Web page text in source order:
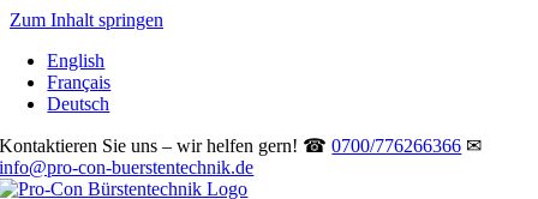
Zum Inhalt springen
English
Français
Deutsch
Kontaktieren Sie uns – wir helfen gern! ☎0700/776266366 ✉
info@pro-con-buerstentechnik.de